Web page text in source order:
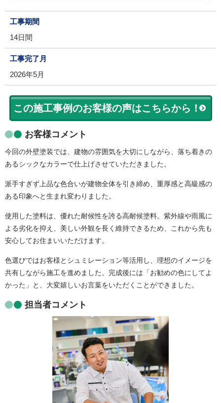
工事期間
14日間
工事完了月
2026年5月
この施工事例のお客様の声はこちらから！
お客様コメント
今回の外壁塗装では、建物の雰囲気を大切にしながら、落ち着きの
あるシックなカラーで仕上げさせていただきました。
派手すぎず上品な色合いが建物全体を引き締め、重厚感と高級感の
ある印象へと生まれ変わりました。
使用した塗料は、優れた耐候性を誇る高耐候塗料。紫外線や雨風に
よる劣化を抑え、美しい外観を長く維持できるため、これから先も
安心してお住まいいただけます。
色選びではお客様とシュミレーション等活用し、理想のイメージを
共有しながら施工を進めました。完成後には「お勧めの色にしてよ
かった」と、大変嬉しいお言葉をいただくことができました。
担当者コメント